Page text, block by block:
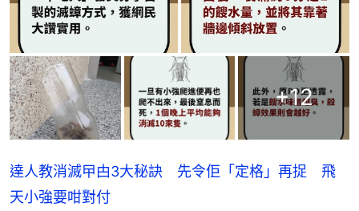
+12
達人教消滅曱甴3大秘訣 先令佢「定格」再捉 飛
天小強要咁對付